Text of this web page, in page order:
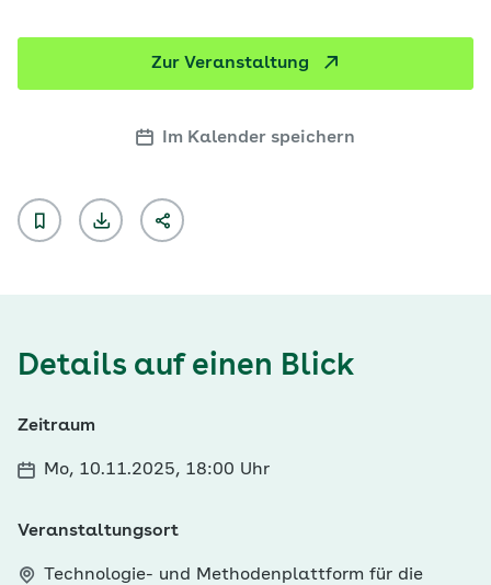
Zur Veranstaltung
Im Kalender speichern
Details auf einen Blick
Zeitraum
Mo, 10.11.2025, 18:00 Uhr
Veranstaltungsort
Technologie- und Methodenplattform für die